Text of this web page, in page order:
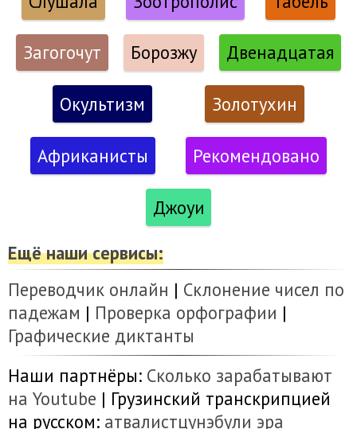
Загогочут Борозжу Двенадцатая
Окультизм Золотухин
Африканисты Рекомендовано
Джоуи
Ещё наши сервисы:
Переводчик онлайн | Склонение чисел по
падежам | Проверка орфографии |
Графические диктанты
Наши партнёры: Сколько зарабатывают
на Youtube | Грузинский транскрипцией
на русском: атвалистцунэбули эра